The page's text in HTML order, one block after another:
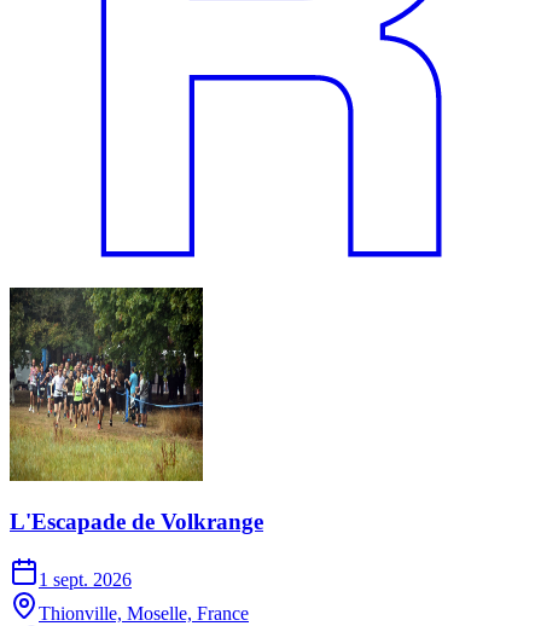
L'Escapade de Volkrange
1 sept. 2026
Thionville, Moselle, France